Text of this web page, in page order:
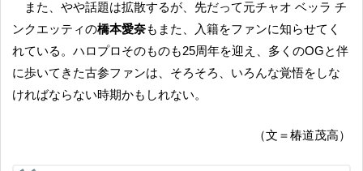
また、やや話題は拡散するが、先だって元チャオ ベッラ チ
ンクエッティの橋本愛奈もまた、入籍をファンに知らせてく
れている。ハロプロそのものも25周年を迎え、多くのOGと伴
に歩いてきた古参ファンは、そろそろ、いろんな覚悟をしな
ければならない時期かもしれない。
（文＝椿道茂高）